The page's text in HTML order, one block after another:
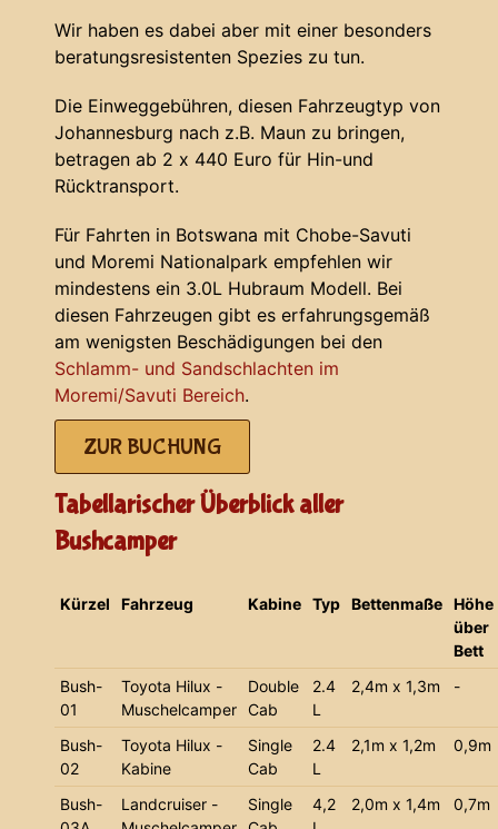
Wir haben es dabei aber mit einer besonders
beratungsresistenten Spezies zu tun.
Die Einweggebühren, diesen Fahrzeugtyp von
Johannesburg nach z.B. Maun zu bringen,
betragen ab 2 x 440 Euro für Hin-und
Rücktransport.
Für Fahrten in Botswana mit Chobe-Savuti
und Moremi Nationalpark empfehlen wir
mindestens ein 3.0L Hubraum Modell. Bei
diesen Fahrzeugen gibt es erfahrungsgemäß
am wenigsten Beschädigungen bei den
Schlamm- und Sandschlachten im
Moremi/Savuti Bereich.
ZUR BUCHUNG
Tabellarischer Überblick aller
Bushcamper
Kürzel Fahrzeug Kabine Typ Bettenmaße Höhe
über
Bett
Bush-
01
Toyota Hilux -
Muschelcamper
Double
Cab
2.4
L
2,4m x 1,3m -
Bush-
02
Toyota Hilux -
Kabine
Single
Cab
2.4
L
2,1m x 1,2m 0,9m
Bush-
Landcruiser -
Single
4,2
2,0m x 1,4m 0,7m